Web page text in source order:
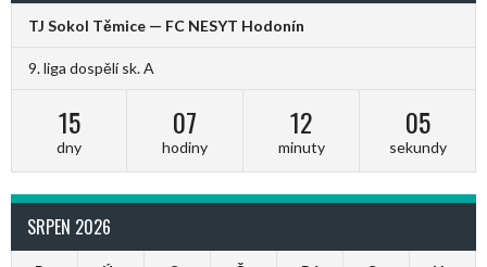
TJ Sokol Těmice — FC NESYT Hodonín
9. liga dospělí sk. A
15
dny
07
hodiny
12
minuty
05
sekundy
SRPEN 2026